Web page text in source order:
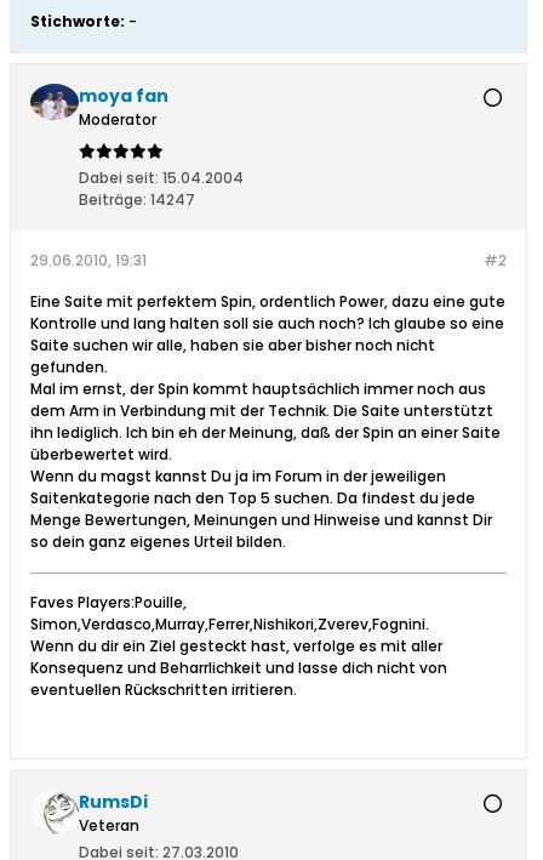
Stichworte: -
moya fan
Moderator
Dabei seit: 15.04.2004
Beiträge: 14247
#2
29.06.2010, 19:31
Eine Saite mit perfektem Spin, ordentlich Power, dazu eine gute
Kontrolle und lang halten soll sie auch noch? Ich glaube so eine
Saite suchen wir alle, haben sie aber bisher noch nicht
gefunden.
Mal im ernst, der Spin kommt hauptsächlich immer noch aus
dem Arm in Verbindung mit der Technik. Die Saite unterstützt
ihn lediglich. Ich bin eh der Meinung, daß der Spin an einer Saite
überbewertet wird.
Wenn du magst kannst Du ja im Forum in der jeweiligen
Saitenkategorie nach den Top 5 suchen. Da findest du jede
Menge Bewertungen, Meinungen und Hinweise und kannst Dir
so dein ganz eigenes Urteil bilden.
Faves Players:Pouille,
Simon,Verdasco,Murray,Ferrer,Nishikori,Zverev,Fognini.
Wenn du dir ein Ziel gesteckt hast, verfolge es mit aller
Konsequenz und Beharrlichkeit und lasse dich nicht von
eventuellen Rückschritten irritieren.
RumsDi
Veteran
Dabei seit: 27.03.2010